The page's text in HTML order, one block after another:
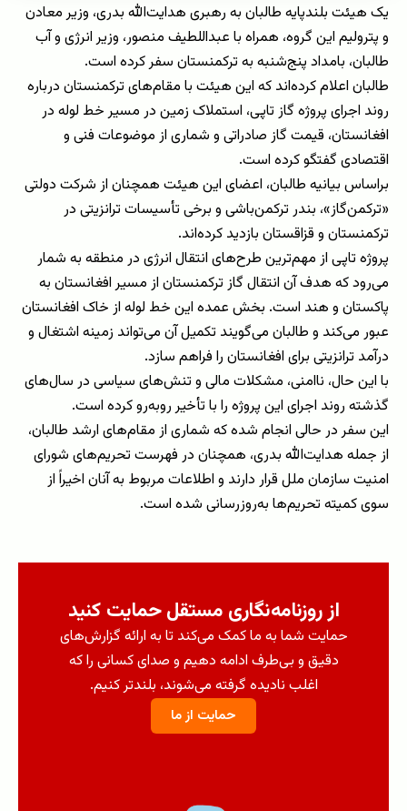
یک هیئت بلندپایه طالبان به رهبری هدایت‌الله بدری، وزیر معادن
و پترولیم این گروه، همراه با عبداللطیف منصور، وزیر انرژی و آب
طالبان، بامداد پنج‌شنبه به ترکمنستان سفر کرده است.
طالبان اعلام کرده‌اند که این هیئت با مقام‌های ترکمنستان درباره
روند اجرای پروژه گاز تاپی، استملاک زمین در مسیر خط لوله در
افغانستان، قیمت گاز صادراتی و شماری از موضوعات فنی و
اقتصادی گفتگو کرده است.
براساس بیانیه طالبان، اعضای این هیئت همچنان از شرکت دولتی
«ترکمن‌گاز»، بندر ترکمن‌باشی و برخی تأسیسات ترانزیتی در
ترکمنستان و قزاقستان بازدید کرده‌اند.
پروژه تاپی از مهم‌ترین طرح‌های انتقال انرژی در منطقه به شمار
می‌رود که هدف آن انتقال گاز ترکمنستان از مسیر افغانستان به
پاکستان و هند است. بخش عمده این خط لوله از خاک افغانستان
عبور می‌کند و طالبان می‌گویند تکمیل آن می‌تواند زمینه اشتغال و
درآمد ترانزیتی برای افغانستان را فراهم سازد.
با این حال، ناامنی، مشکلات مالی و تنش‌های سیاسی در سال‌های
گذشته روند اجرای این پروژه را با تأخیر روبه‌رو کرده است.
این سفر در حالی انجام شده که شماری از مقام‌های ارشد طالبان،
از جمله هدایت‌الله بدری، همچنان در فهرست تحریم‌های شورای
امنیت سازمان ملل قرار دارند و اطلاعات مربوط به آنان اخیراً از
سوی کمیته تحریم‌ها به‌روزرسانی شده است.
از روزنامه‌نگاری مستقل حمایت کنید
حمایت شما به ما کمک می‌کند تا به ارائه گزارش‌های
دقیق و بی‌طرف ادامه دهیم و صدای کسانی را که
اغلب نادیده گرفته می‌شوند، بلندتر کنیم.
حمایت از ما